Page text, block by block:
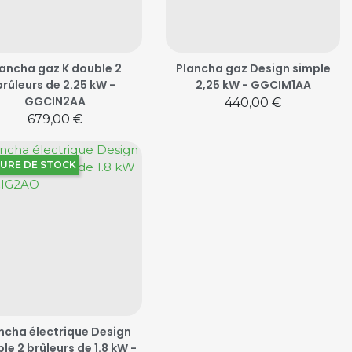
gaz K double 2
de 2.25 kW -
GGCIN2AA
Prix
679,00 €
Plancha gaz Design simple
2,25 kW - GGCIM1AA
Prix
440,00 €
électrique Design
2 brûleurs de 1.8 kW -
DE STOCK